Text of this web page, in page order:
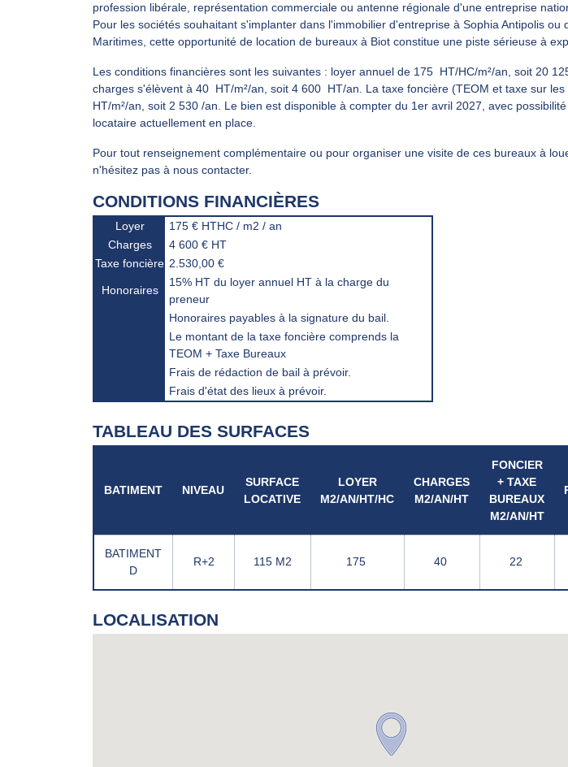
profession libérale, représentation commerciale ou antenne régionale d'une entreprise
Pour les sociétés souhaitant s'implanter dans l'immobilier d'entreprise à Sophia Antipolis ou
Maritimes, cette opportunité de location de bureaux à Biot constitue une piste sérieuse à
Les conditions financières sont les suivantes : loyer annuel de 175  HT/HC/m²/an, soit 20
charges s'élèvent à 40  HT/m²/an, soit 4 600  HT/an. La taxe foncière (TEOM et taxe sur les
HT/m²/an, soit 2 530 /an. Le bien est disponible à compter du 1er avril 2027, avec
locataire actuellement en place.
Pour tout renseignement complémentaire ou pour organiser une visite de ces bureaux à
n'hésitez pas à nous contacter.
CONDITIONS FINANCIÈRES
Loyer
175 € HTHC / m2 / an
Charges
4 600 € HT
Taxe foncière 2.530,00 €
Honoraires
15% HT du loyer annuel HT à la charge du
preneur
Honoraires payables à la signature du bail.
Le montant de la taxe foncière comprends la
TEOM + Taxe Bureaux
Frais de rédaction de bail à prévoir.
Frais d'état des lieux à prévoir.
TABLEAU DES SURFACES
BATIMENT NIVEAU
SURFACE
LOCATIVE
LOYER
M2/AN/HT/HC
CHARGES
M2/AN/HT
FONCIER
+ TAXE
BUREAUX
M2/AN/HT
BATIMENT
D
R+2 115 M2 175  40  22 
LOCALISATION